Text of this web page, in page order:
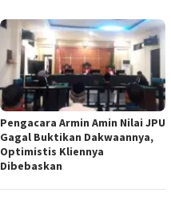
‎Pengacara Armin Amin Nilai JPU
Gagal Buktikan Dakwaannya,
Optimistis Kliennya
Dibebaskan